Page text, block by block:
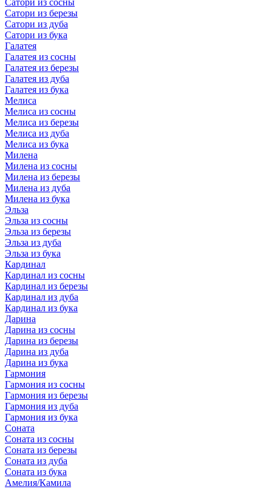
Сатори из сосны
Сатори из березы
Сатори из дуба
Сатори из бука
Галатея
Галатея из сосны
Галатея из березы
Галатея из дуба
Галатея из бука
Мелиса
Мелиса из сосны
Мелиса из березы
Мелиса из дуба
Мелиса из бука
Милена
Милена из сосны
Милена из березы
Милена из дуба
Милена из бука
Эльза
Эльза из сосны
Эльза из березы
Эльза из дуба
Эльза из бука
Кардинал
Кардинал из сосны
Кардинал из березы
Кардинал из дуба
Кардинал из бука
Дарина
Дарина из сосны
Дарина из березы
Дарина из дуба
Дарина из бука
Гармония
Гармония из сосны
Гармония из березы
Гармония из дуба
Гармония из бука
Соната
Соната из сосны
Соната из березы
Соната из дуба
Соната из бука
Амелия/Камила